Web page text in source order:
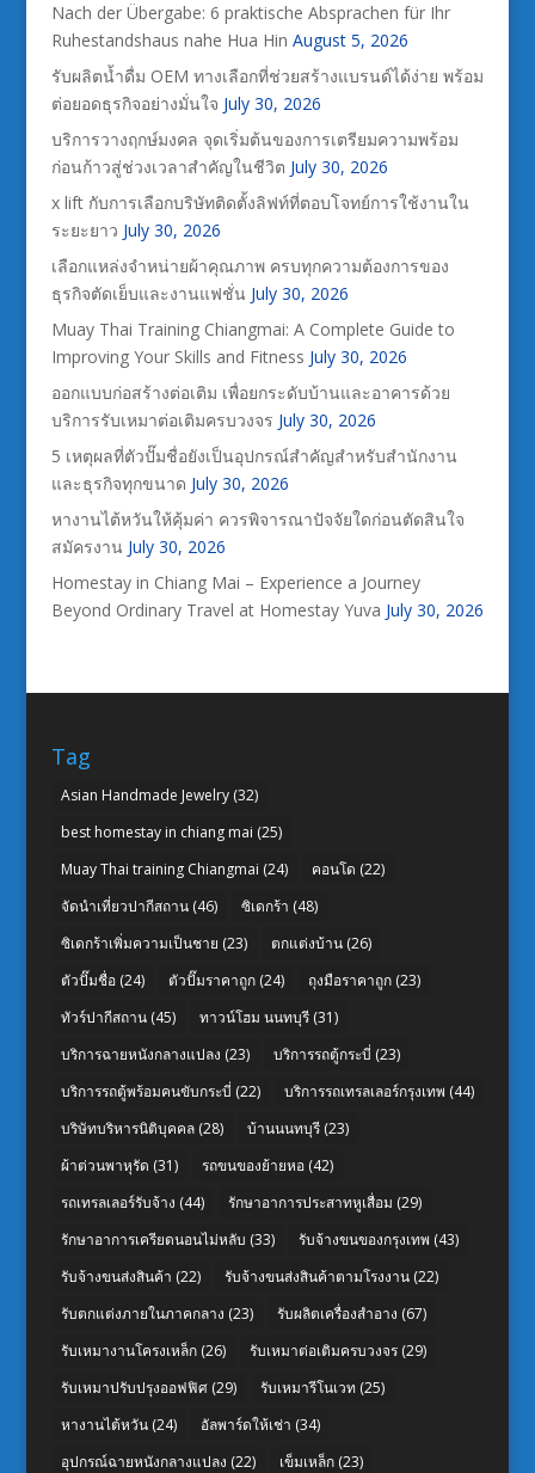
Nach der Übergabe: 6 praktische Absprachen für Ihr
Ruhestandshaus nahe Hua Hin August 5, 2026
รับผลิตน้ำดื่ม OEM ทางเลือกที่ช่วยสร้างแบรนด์ได้ง่าย พร้อม
ต่อยอดธุรกิจอย่างมั่นใจ July 30, 2026
บริการวางฤกษ์มงคล จุดเริ่มต้นของการเตรียมความพร้อม
ก่อนก้าวสู่ช่วงเวลาสำคัญในชีวิต July 30, 2026
x lift กับการเลือกบริษัทติดตั้งลิฟท์ที่ตอบโจทย์การใช้งานใน
ระยะยาว July 30, 2026
เลือกแหล่งจำหน่ายผ้าคุณภาพ ครบทุกความต้องการของ
ธุรกิจตัดเย็บและงานแฟชั่น July 30, 2026
Muay Thai Training Chiangmai: A Complete Guide to
Improving Your Skills and Fitness July 30, 2026
ออกแบบก่อสร้างต่อเติม เพื่อยกระดับบ้านและอาคารด้วย
บริการรับเหมาต่อเติมครบวงจร July 30, 2026
5 เหตุผลที่ตัวปั๊มชื่อยังเป็นอุปกรณ์สำคัญสำหรับสำนักงาน
และธุรกิจทุกขนาด July 30, 2026
หางานไต้หวันให้คุ้มค่า ควรพิจารณาปัจจัยใดก่อนตัดสินใจ
สมัครงาน July 30, 2026
Homestay in Chiang Mai – Experience a Journey
Beyond Ordinary Travel at Homestay Yuva July 30, 2026
Tag
Asian Handmade Jewelry(32)
best homestay in chiang mai (25)
Muay Thai training Chiangmai (24) คอนโด (22)
จัดนำเที่ยวปากีสถาน(46) ซิเดกร้า (48)
ซิเดกร้าเพิ่มความเป็นชาย (23) ตกแต่งบ้าน(26)
ตัวปั๊มชื่อ(24) ตัวปั๊มราคาถูก(24) ถุงมือราคาถูก(23)
ทัวร์ปากีสถาน(45) ทาวน์โฮม นนทบุรี(31)
บริการฉายหนังกลางแปลง (23) บริการรถตู้กระบี่ (23)
บริการรถตู้พร้อมคนขับกระบี่ (22) บริการรถเทรลเลอร์กรุงเทพ (44)
บริษัทบริหารนิติบุคคล(28) บ้านนนทบุรี(23)
ผ้าต่วนพาหุรัด (31) รถขนของย้ายหอ(42)
รถเทรลเลอร์รับจ้าง (44) รักษาอาการประสาทหูเสื่อม (29)
รักษาอาการเครียดนอนไม่หลับ (33) รับจ้างขนของกรุงเทพ (43)
รับจ้างขนส่งสินค้า (22) รับจ้างขนส่งสินค้าตามโรงงาน(22)
รับตกแต่งภายในภาคกลาง (23) รับผลิตเครื่องสำอาง (67)
รับเหมางานโครงเหล็ก(26) รับเหมาต่อเติมครบวงจร(29)
รับเหมาปรับปรุงออฟฟิศ(29) รับเหมารีโนเวท (25)
หางานไต้หวัน(24) อัลพาร์ดให้เช่า (34)
อุปกรณ์ฉายหนังกลางแปลง (22) เข็มเหล็ก(23)